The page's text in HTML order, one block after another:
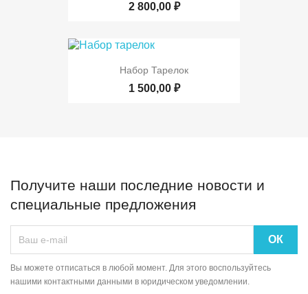
2 800,00 ₽
Набор Тарелок
1 500,00 ₽
Получите наши последние новости и
специальные предложения
Вы можете отписаться в любой момент. Для этого воспользуйтесь
нашими контактными данными в юридическом уведомлении.